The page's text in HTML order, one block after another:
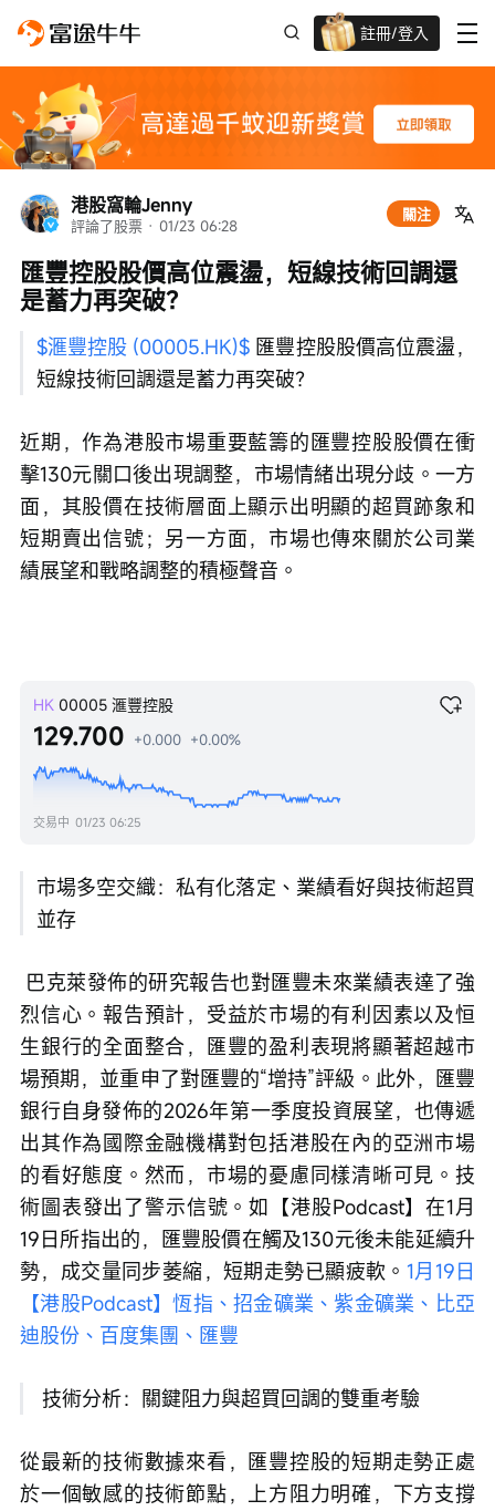
註冊/登入
迎新驚喜賞 股票/BTC等任你揀!
港股窩輪Jenny
評論了股票 · 01/23 06:28
關注
匯豐控股股價高位震盪，短線技術回調還
是蓄力再突破？
$滙豐控股 (00005.HK)$ 匯豐控股股價高位震盪，
短線技術回調還是蓄力再突破？
近期，作為港股市場重要藍籌的匯豐控股股價在衝
擊130元關口後出現調整，市場情緒出現分歧。一方
面，其股價在技術層面上顯示出明顯的超買跡象和
短期賣出信號；另一方面，市場也傳來關於公司業
績展望和戰略調整的積極聲音。
HK 00005 滙豐控股
129.700 +0.000 +0.00%
交易中 01/23 06:25
市場多空交織：私有化落定、業績看好與技術超買
並存
烈信心。報告預計，受益於市場的有利因素以及恒
生銀行的全面整合，匯豐的盈利表現將顯著超越市
場預期，並重申了對匯豐的“增持”評級。此外，匯豐
銀行自身發佈的2026年第一季度投資展望，也傳遞
出其作為國際金融機構對包括港股在內的亞洲市場
的看好態度。然而，市場的憂慮同樣清晰可見。技
術圖表發出了警示信號。如【港股Podcast】在1月
19日所指出的，匯豐股價在觸及130元後未能延續升
勢，成交量同步萎縮，短期走勢已顯疲軟。 1月19日
【港股Podcast】恆指、招金礦業、紫金礦業、比亞
迪股份、百度集團、匯豐
技術分析：關鍵阻力與超買回調的雙重考驗
從最新的技術數據來看，匯豐控股的短期走勢正處
於一個敏感的技術節點，上方阻力明確，下方支撐